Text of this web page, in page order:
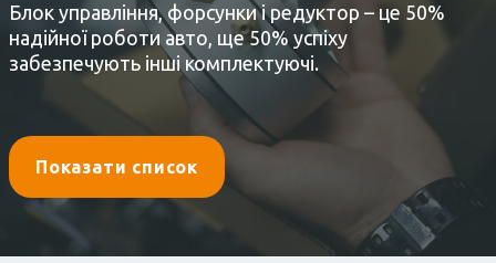
Блок управління, форсунки і редуктор – це 50%
надійної роботи авто, ще 50% успіху
забезпечують інші комплектуючі.
Показати список